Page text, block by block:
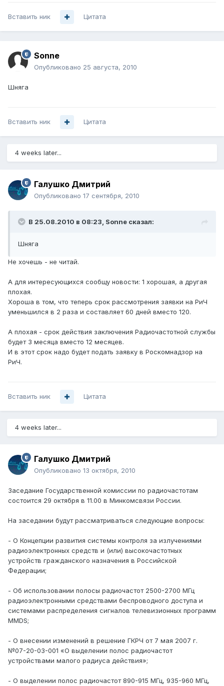
Вставить ник Цитата
Sonne
Опубликовано 25 августа, 2010
Шняга
Вставить ник Цитата
4 weeks later...
Галушко Дмитрий
Опубликовано 17 сентября, 2010
В 25.08.2010 в 08:23, Sonne сказал:
Шняга
Не хочешь - не читай.
А для интересующихся сообщу новости: 1 хорошая, а другая
плохая.
Хороша в том, что теперь срок рассмотрения заявки на РиЧ
уменьшился в 2 раза и составляет 60 дней вместо 120.
А плохая - срок действия заключения Радиочастотной службы
будет 3 месяца вместо 12 месяцев.
И в этот срок надо будет подать заявку в Роскомнадзор на
РиЧ.
Вставить ник Цитата
4 weeks later...
Галушко Дмитрий
Опубликовано 13 октября, 2010
Заседание Государственной комиссии по радиочастотам
состоится 29 октября в 11.00 в Минкомсвязи России.
На заседании будут рассматриваться следующие вопросы:
- О Концепции развития системы контроля за излучениями
радиоэлектронных средств и (или) высокочастотных
устройств гражданского назначения в Российской
Федерации;
- Об использовании полосы радиочастот 2500-2700 МГц
радиоэлектронными средствами беспроводного доступа и
системами распределения сигналов телевизионных программ
MMDS;
- О внесении изменений в решение ГКРЧ от 7 мая 2007 г.
№07-20-03-001 «О выделении полос радиочастот
устройствами малого радиуса действия»;
- О выделении полос радиочастот 890-915 МГц, 935-960 МГц,